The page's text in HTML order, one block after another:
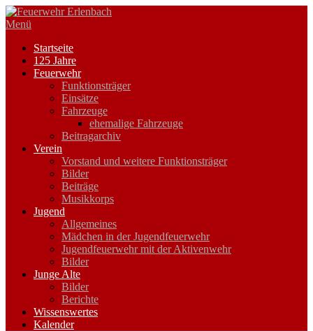
Zum
Inhalt
Menü
Startseite
125 Jahre
Feuerwehr
Funktionsträger
Einsätze
Fahrzeuge
ehemalige Fahrzeuge
Beitragarchiv
Verein
Vorstand und weitere Funktionsträger
Bilder
Beiträge
Musikkorps
Jugend
Allgemeines
Mädchen in der Jugendfeuerwehr
Jugendfeuerwehr mit der Aktivenwehr
Bilder
Junge Alte
Bilder
Berichte
Wissenswertes
Kalender